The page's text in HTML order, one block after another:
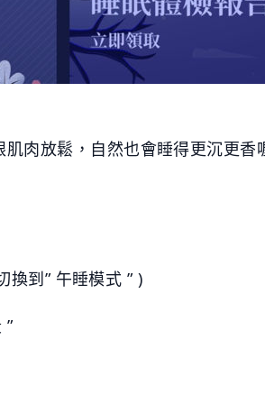
肉放鬆，自然也會睡得更沉更香
換到” 午睡模式 ” )
”